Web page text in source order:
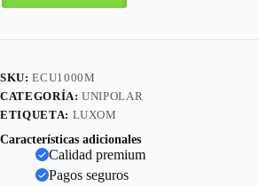
SKU:ECU1000M
CATEGORÍA:UNIPOLAR
ETIQUETA: LUXOM
Características adicionales
Calidad premium
Pagos seguros